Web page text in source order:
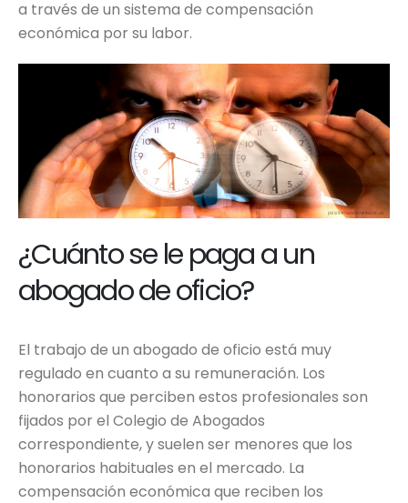
a través de un sistema de compensación
económica por su labor.
¿Cuánto se le paga a un
abogado de oficio?
El trabajo de un abogado de oficio está muy
regulado en cuanto a su remuneración. Los
honorarios que perciben estos profesionales son
fijados por el Colegio de Abogados
correspondiente, y suelen ser menores que los
honorarios habituales en el mercado. La
compensación económica que reciben los